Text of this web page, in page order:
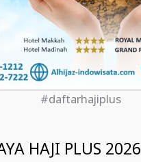
#daftarhajiplus
HAJI PLUS